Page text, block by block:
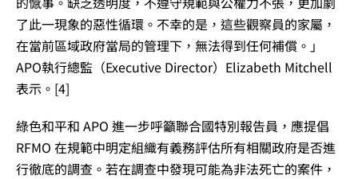
了此一現象的惡性循環。不幸的是，這些觀察員的家屬，
在當前區域政府當局的管理下，無法得到任何補償。」
APO執行總監（Executive Director）Elizabeth Mitchell
表示。[4]
綠色和平和 APO 進一步呼籲聯合國特別報告員，應提倡
RFMO 在規範中明定組織有義務評估所有相關政府是否進
行徹底的調查。若在調查中發現可能為非法死亡的案件，